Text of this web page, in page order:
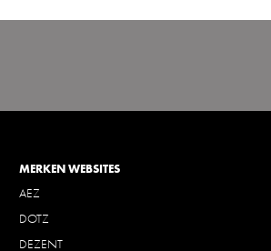
MERKEN WEBSITES
AEZ
DOTZ
DEZENT